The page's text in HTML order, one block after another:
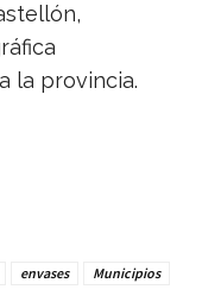
la provincia.
envases
Municipios